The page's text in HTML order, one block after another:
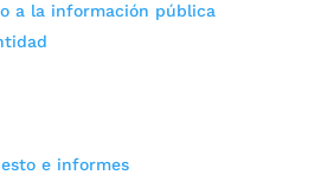
a la información pública
e informes